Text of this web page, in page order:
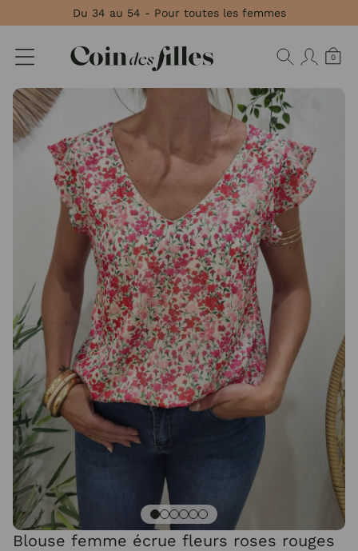
Du 34 au 54 - Pour toutes les femmes
0
Blouse femme écrue fleurs roses rouges
Panneau de gestion des cookies